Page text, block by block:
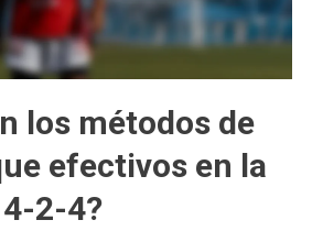
los métodos de
efectivos en la
2-4?